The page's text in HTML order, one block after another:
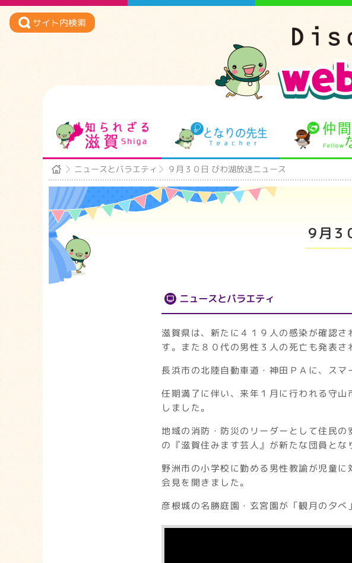
サイト内検索
知られざる滋賀 となりの先生
ニュースとバラエティ ９月３０日 びわ湖放送ニュース
９月３
ニュースとバラエティ
滋賀県は、新たに４１９人の感染が確認
す。また８０代の男性３人の死亡も発表さ
長浜市の北陸自動車道・神田ＰＡに、ス
任期満了に伴い、来年１月に行われる守
しました。
地域の消防・防災のリーダーとして住民
の『滋賀住みます芸人』が新たな団員とな
野洲市の小学校に勤める男性教諭が児童
会見を開きました。
彦根城の名勝庭園・玄宮園が「観月の夕べ